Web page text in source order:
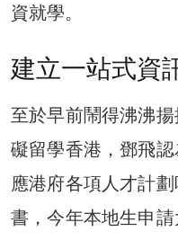
資就學。
建立一站式資
至於早前鬧得沸沸
礙留學香港，鄧飛
應港府各項人才計
書，今年本地生申